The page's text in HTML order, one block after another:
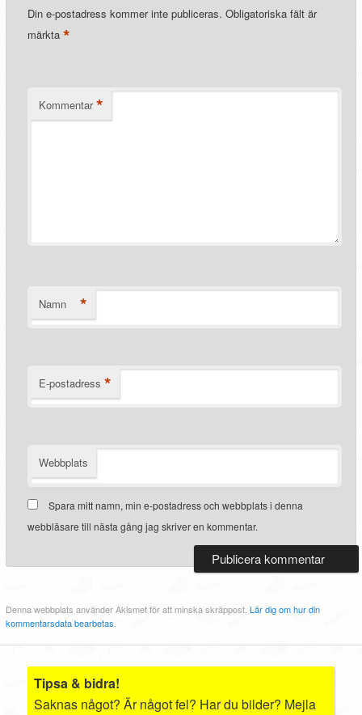
Din e-postadress kommer inte publiceras. Obligatoriska fält är
märkta*
Kommentar *
Namn *
E-postadress *
Webbplats
Spara mitt namn, min e-postadress och webbplats i denna
webbläsare till nästa gång jag skriver en kommentar.
Denna webbplats använder Akismet för att minska skräppost.Lär dig om hur din
kommentarsdata bearbetas.
Tipsa & bidra!
Saknas något? Är något fel? Har du bilder? Mejla